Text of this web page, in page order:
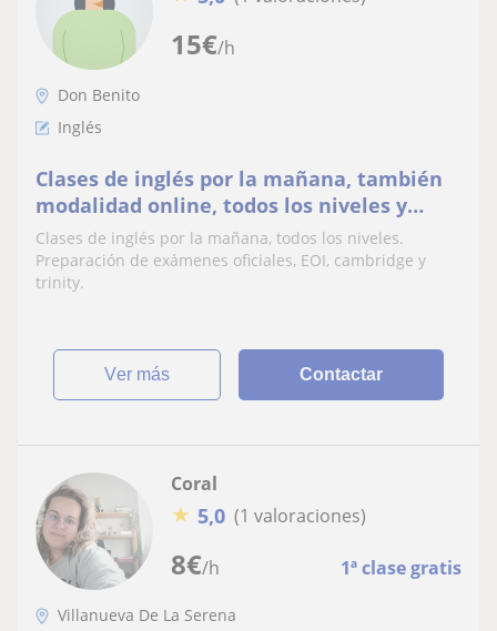
15€/h
Don Benito
Inglés
Clases de inglés por la mañana, también
modalidad online, todos los niveles y
preparación de exámenes Cambridge,
Trinity y EOI
Clases de inglés por la mañana, todos los niveles.
Preparación de exámenes oficiales, EOI, cambridge y
trinity.
ver más Contactar
8€/h 1ª clase gratis
Coral
★ 5,0 (1 valoraciones)
Villanueva De La Serena